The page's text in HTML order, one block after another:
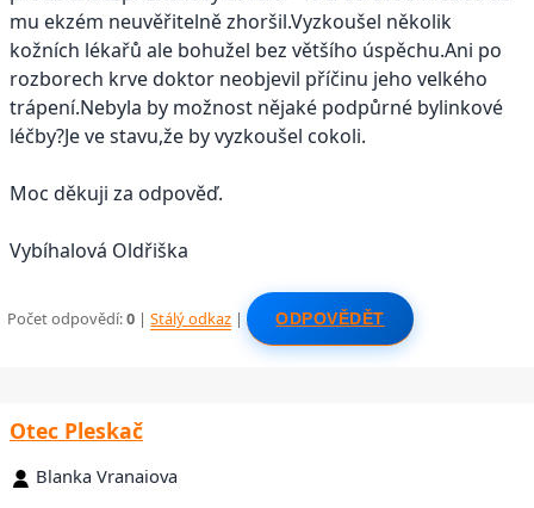
mu ekzém neuvěřitelně zhoršil.Vyzkoušel několik
kožních lékařů ale bohužel bez většího úspěchu.Ani po
rozborech krve doktor neobjevil příčinu jeho velkého
trápení.Nebyla by možnost nějaké podpůrné bylinkové
léčby?Je ve stavu,že by vyzkoušel cokoli.
Moc děkuji za odpověď.
Vybíhalová Oldřiška
Počet odpovědí:0 |Stálý odkaz | ODPOVĚDĚT
Otec Pleskač
Blanka Vranaiova